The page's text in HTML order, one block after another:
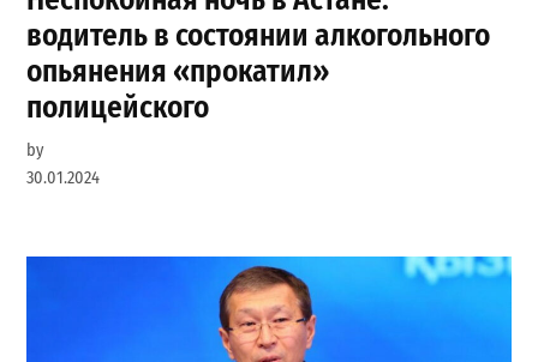
водитель в состоянии алкогольного
опьянения «прокатил»
полицейского
by
30.01.2024